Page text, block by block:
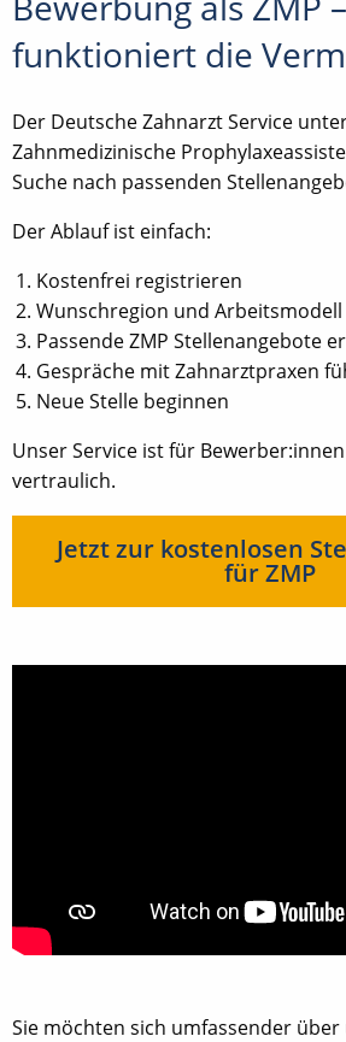
funktioniert die
Der Deutsche Zahnarzt Service
Zahnmedizinische
Suche nach passenden
Der Ablauf ist einfach:
Kostenfrei registrieren
Wunschregion und Arbeitsmodell
Passende ZMP Stellenangebote
Gespräche mit Zahnarztpraxen
Neue Stelle beginnen
Unser Service ist für
vertraulich.
Jetzt zur kostenlosen
für ZMP
Sie möchten sich umfassender über